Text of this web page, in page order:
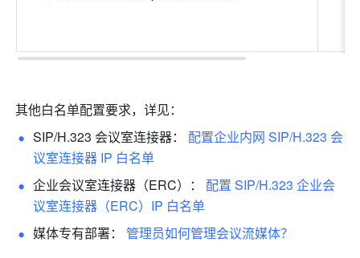
其他白名单配置要求，详见：
SIP/H.323 会议室连接器： 配置企业内网 SIP/H.323 会
议室连接器 IP 白名单
企业会议室连接器（ERC）： 配置 SIP/H.323 企业会
议室连接器（ERC）IP 白名单
媒体专有部署： 管理员如何管理会议流媒体？